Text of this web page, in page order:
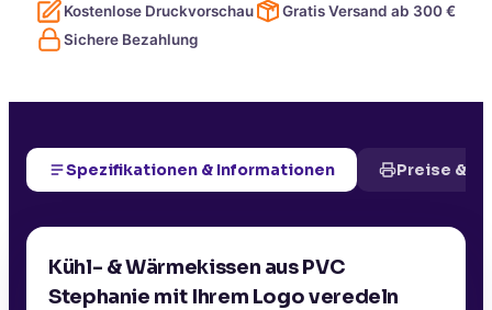
Kostenlose Druckvorschau Gratis Versand ab 300€
Sichere Bezahlung
Spezifikationen & Informationen Preise &
Kühl- & Wärmekissen aus PVC
Stephanie mit Ihrem Logo veredeln